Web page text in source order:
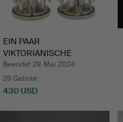
EIN PAAR
VIKTORIANISCHE
GLASLUSTER.
Beendet 29. Mai 2024
26 Gebote
430 USD